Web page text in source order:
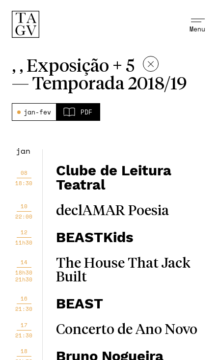
Menu
, , Exposição + 5
— Temporada 2018/19
jan-fev PDF
jan
08
18:30
Clube de Leitura
Teatral
10
22:00
declAMAR Poesia
12
11h30
BEASTKids
14
18h30
21h30
The House That Jack
Built
16
21:30
BEAST
17
21:30
Concerto de Ano Novo
18
Bruno Nogueira